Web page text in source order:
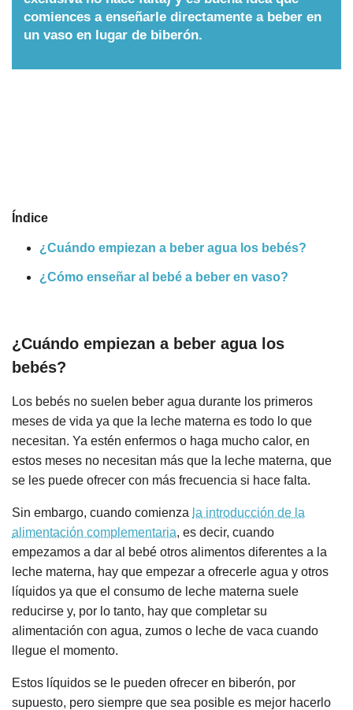
Nombres
comiences a enseñarle directamente a beber en
un vaso en lugar de biberón.
Índice
¿Cuándo empiezan a beber agua los bebés?
¿Cómo enseñar al bebé a beber en vaso?
¿Cuándo empiezan a beber agua los
bebés?
Los bebés no suelen beber agua durante los primeros
meses de vida ya que la leche materna es todo lo que
necesitan. Ya estén enfermos o haga mucho calor, en
estos meses no necesitan más que la leche materna, que
se les puede ofrecer con más frecuencia si hace falta.
Sin embargo, cuando comienza la introducción de la
alimentación complementaria, es decir, cuando
empezamos a dar al bebé otros alimentos diferentes a la
leche materna, hay que empezar a ofrecerle agua y otros
líquidos ya que el consumo de leche materna suele
reducirse y, por lo tanto, hay que completar su
alimentación con agua, zumos o leche de vaca cuando
llegue el momento.
Estos líquidos se le pueden ofrecer en biberón, por
supuesto, pero siempre que sea posible es mejor hacerlo